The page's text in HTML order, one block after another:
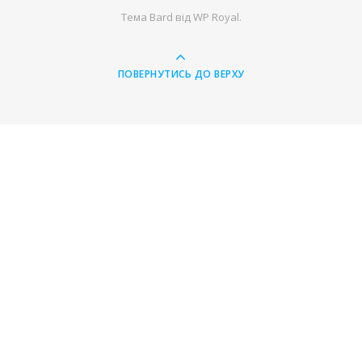
Тема Bard відWP Royal.
ПОВЕРНУТИСЬ ДО ВЕРХУ